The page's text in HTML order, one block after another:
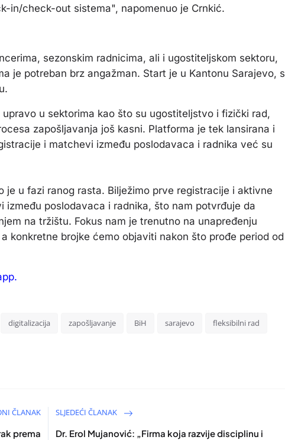
in/check-out sistema", napomenuo je Crnkić.
sezonskim radnicima, ali i ugostiteljskom sektoru,
je potreban brz angažman. Start je u Kantonu Sarajevo, s
u sektorima kao što su ugostiteljstvo i fizički rad,
zapošljavanja još kasni. Platforma je tek lansirana i
i matchevi između poslodavaca i radnika već su
je u fazi ranog rasta. Bilježimo prve registracije i aktivne
poslodavaca i radnika, što nam potvrđuje da
na tržištu. Fokus nam je trenutno na unapređenju
konkretne brojke ćemo objaviti nakon što prođe period od
digitalizacija zapošljavanje BiH sarajevo fleksibilni rad
ČLANAK
prema
SLJEDEĆI ČLANAK
Dr. Erol Mujanović: „Firma koja razvije disciplinu i